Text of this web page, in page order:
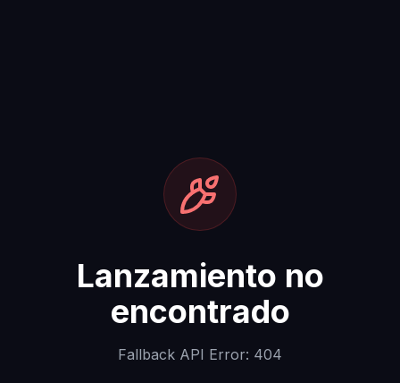
Lanzamiento no
encontrado
Fallback API Error: 404